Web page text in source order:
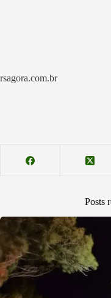
rsagora.com.br
Posts